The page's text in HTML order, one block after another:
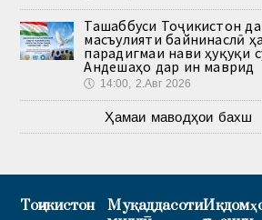
Ташаббуси Тоҷикистон
масъулияти байнинаслӣ
парадигмаи нави ҳуқуқи
Андешаҳо дар ин маврид
🕔 14:00, 2.Авг 2026
Ҳамаи маводҳои бахш
Тоҷикистон
Муқаддасоти